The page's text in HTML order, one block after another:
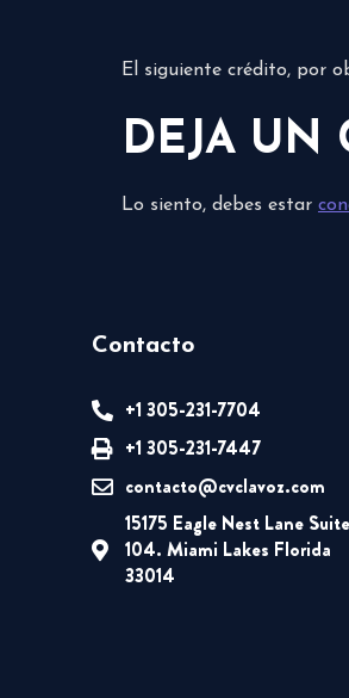
El siguiente crédito, por
DEJA UN
Lo siento, debes estar
Contacto
+1 305-231-7704
+1 305-231-7447
contacto@cvclavoz.com
15175 Eagle Nest Lane Suite
104. Miami Lakes Florida
33014